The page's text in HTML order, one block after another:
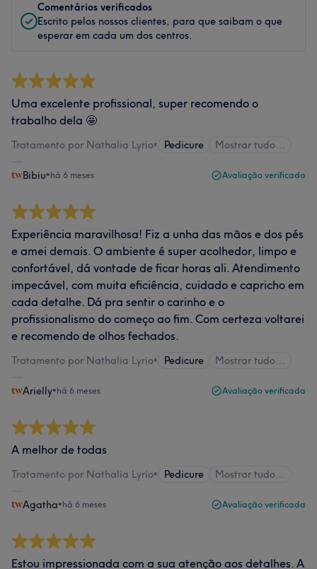
Comentários verificados
Escrito pelos nossos clientes, para que saibam o que
esperar em cada um dos centros.
Uma excelente profissional, super recomendo o
trabalho dela 🤩
Tratamento por Nathalia Lyrio• Pedicure Mostrar tudo…
Bibiu•há 6 meses Avaliação verificada
Experiência maravilhosa! Fiz a unha das mãos e dos pés
e amei demais. O ambiente é super acolhedor, limpo e
confortável, dá vontade de ficar horas ali. Atendimento
impecável, com muita eficiência, cuidado e capricho em
cada detalhe. Dá pra sentir o carinho e o
profissionalismo do começo ao fim. Com certeza voltarei
e recomendo de olhos fechados.
Tratamento por Nathalia Lyrio• Pedicure Mostrar tudo…
Arielly•há 6 meses Avaliação verificada
A melhor de todas
Tratamento por Nathalia Lyrio• Pedicure Mostrar tudo…
Agatha•há 6 meses Avaliação verificada
Estou impressionada com a sua atenção aos detalhes. A